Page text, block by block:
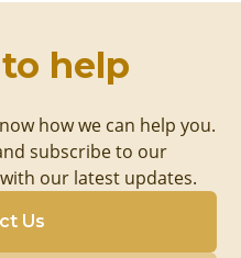
help
how we can help you.
subscribe to our
our latest updates.
Us